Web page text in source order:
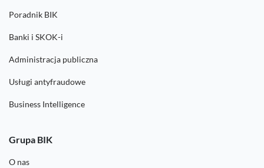
Poradnik BIK
Banki i SKOK-i
Administracja publiczna
Usługi antyfraudowe
Business Intelligence
Grupa BIK
O nas